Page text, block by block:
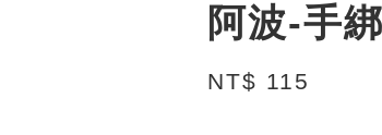
阿波-手
NT$ 115